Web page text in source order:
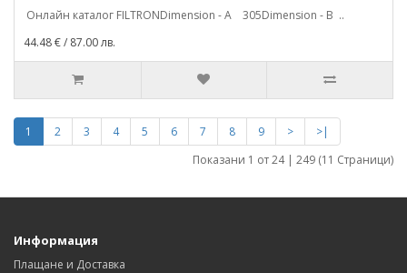
Онлайн каталог FILTRONDimension - A 305Dimension - B ..
44.48 €/ 87.00 лв.
1 2 3 4 5 6 7 8 9 >
>|
Показани 1 от 24 | 249 (11 Страници)
Информация
Плащане и Доставка